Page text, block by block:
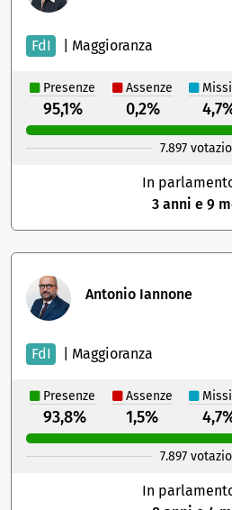
FdI Maggioranza
Presenze Assenze
95,1% 0,2%
7.897
In
3 anni e 9
Antonio Iannone
FdI Maggioranza
Presenze Assenze
93,8% 1,5%
7.897
In